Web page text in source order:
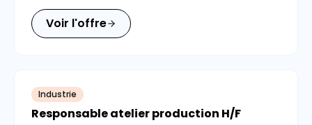
Voir l'offre
Industrie
Responsable atelier production H/F